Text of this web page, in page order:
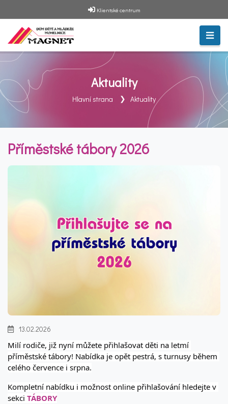
Klientské centrum
Aktuality
Hlavní strana Aktuality
Příměstské tábory 2026
13.02.2026
Milí rodiče, již nyní můžete přihlašovat děti na letmí
příměstské tábory! Nabídka je opět pestrá, s turnusy během
celého července i srpna.
Kompletní nabídku i možnost online přihlašování hledejte v
sekci TÁBORY